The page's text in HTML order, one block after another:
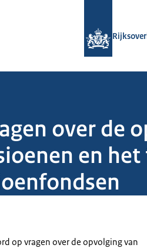
over de
en
op vragen over de opvolging van